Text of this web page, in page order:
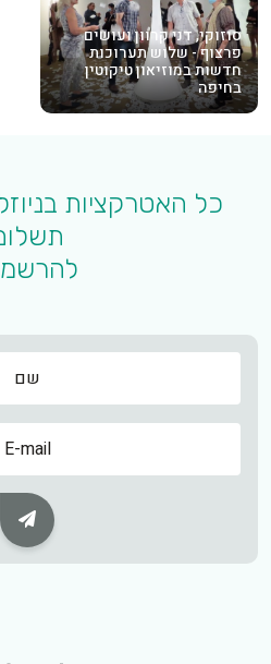
סוזוקי, דני קרוון ועושים
פרצוף - שלוש תערוכות
חדשות במוזיאון טיקוטין
בחיפה
כל האטרקציות